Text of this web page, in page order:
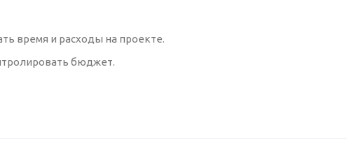
время и расходы на проекте.
бюджет.